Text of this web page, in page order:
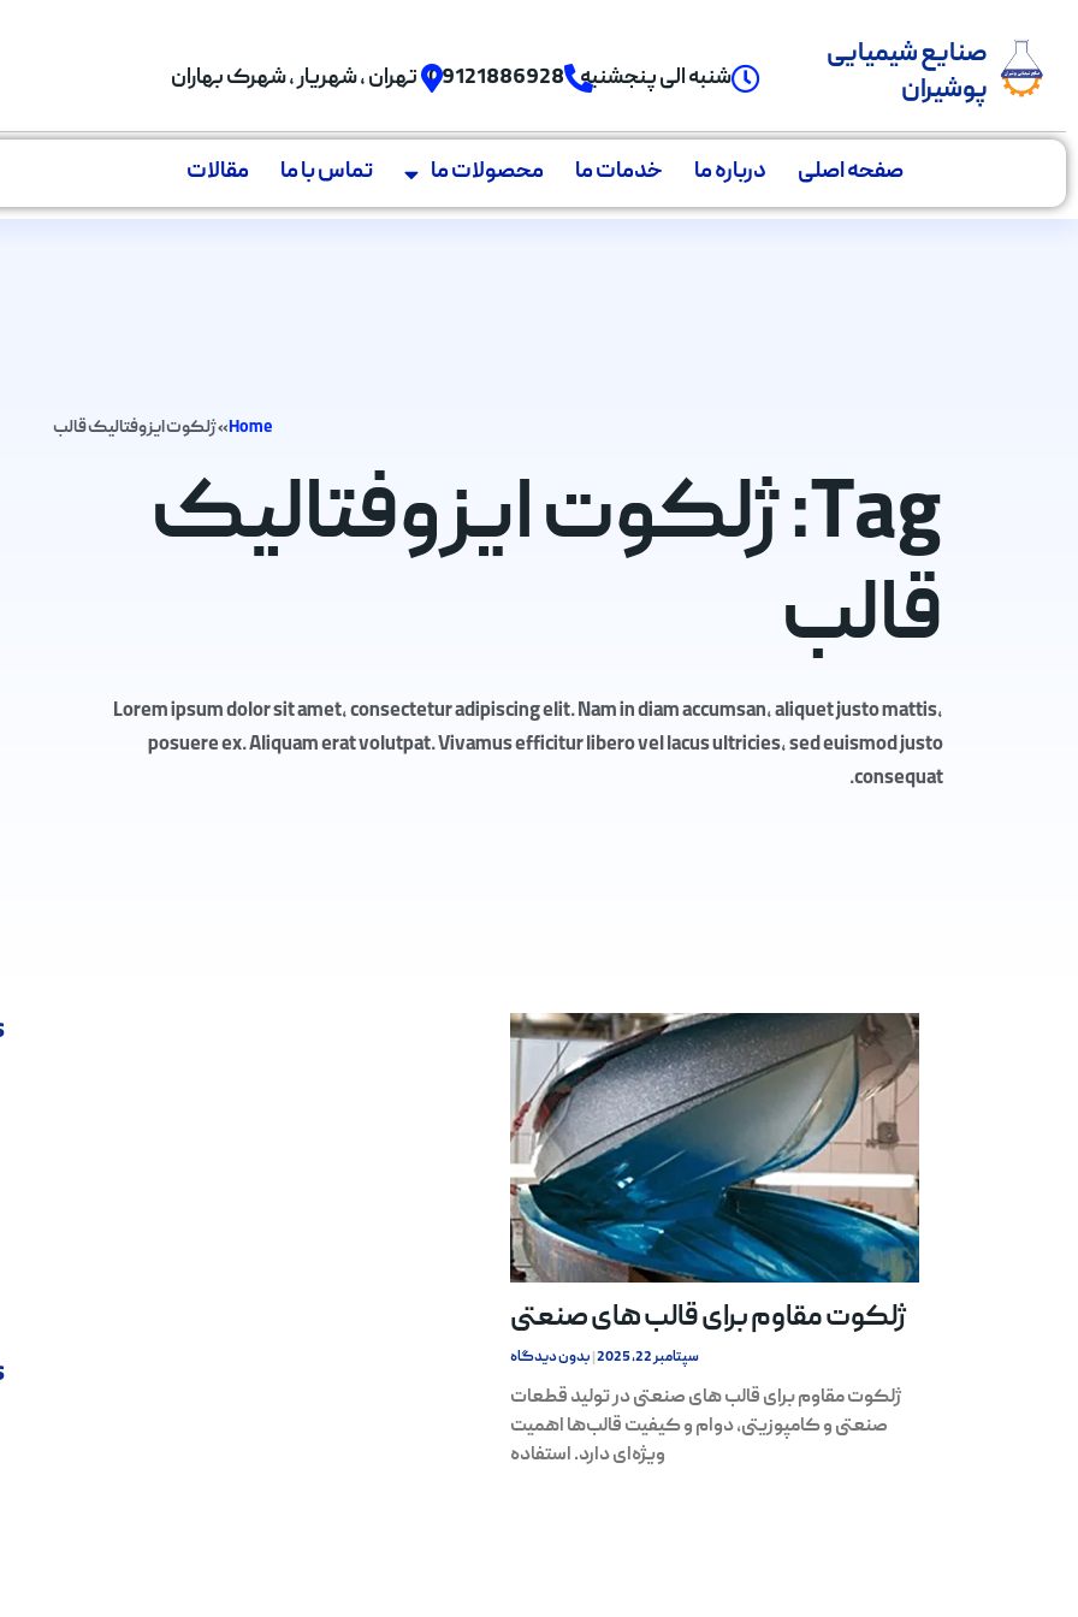
صنایع شیمیایی
پوشیران
شنبه الی پنجشنبه 09121886928 تهران , شهریار , شهرک بهاران
صفحه اصلی درباره ما خدمات ما محصولات ما تماس با ما مقالات
Home
»ژلکوت ایزوفتالیک قالب
Tag: ژلکوت ایزوفتالیک
قالب
Lorem ipsum dolor sit amet, consectetur adipiscing elit. Nam in diam accumsan, aliquet justo mattis,
posuere ex. Aliquam erat volutpat. Vivamus efficitur libero vel lacus ultricies, sed euismod justo
consequat.
ژلکوت مقاوم برای قالب های صنعتی
سپتامبر 22, 2025 بدون دیدگاه
ژلکوت مقاوم برای قالب های صنعتی در تولید قطعات
صنعتی و کامپوزیتی، دوام و کیفیت قالب‌ها اهمیت
ویژه‌ای دارد. استفاده